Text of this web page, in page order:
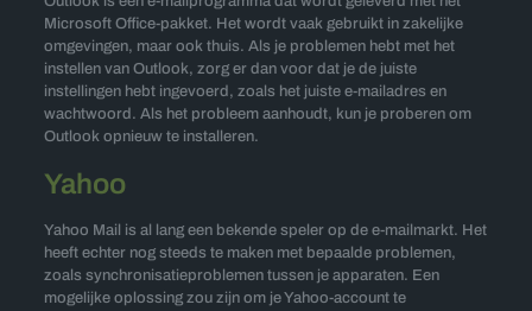
Microsoft Office-pakket. Het wordt vaak gebruikt in zakelijke
omgevingen, maar ook thuis. Als je problemen hebt met het
instellen van Outlook, zorg er dan voor dat je de juiste
instellingen hebt ingevoerd, zoals het juiste e-mailadres en
wachtwoord. Als het probleem aanhoudt, kun je proberen om
Outlook opnieuw te installeren.
Yahoo
Yahoo Mail is al lang een bekende speler op de e-mailmarkt. Het
heeft echter nog steeds te maken met bepaalde problemen,
zoals synchronisatieproblemen tussen je apparaten. Een
mogelijke oplossing zou zijn om je Yahoo-account te